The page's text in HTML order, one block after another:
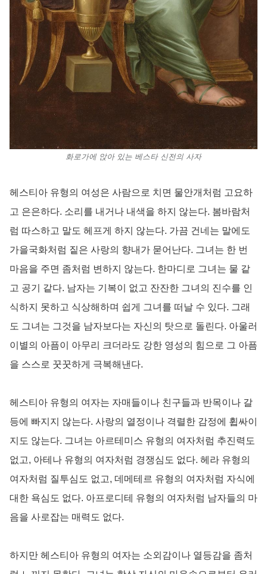
화로가에 앉아 있는 베스타 신전의 사자
헤스티아 유형의 여성은 사람으로 치면 물안개처럼 고요하
고 은은하다. 소리를 내거나 내색을 하지 않는다. 봄바람처
럼 따스하고 말도 헤프게 하지 않는다. 가끔 건네는 말에도
가을국화처럼 짙은 사랑의 향내가 묻어난다. 그녀는 한 번
마음을 주면 좀처럼 변하지 않는다. 한마디로 그녀는 물 같
고 공기 같다. 남자는 기복이 없고 잔잔한 그녀의 진수를 인
식하지 못하고 식상해하며 쉽게 그녀를 떠날 수 있다. 그래
도 그녀는 그것을 남자보다는 자신의 탓으로 돌린다. 아울러
이별의 아픔이 아무리 크더라도 강한 영성의 힘으로 그 아픔
을 스스로 꿋꿋하게 극복해낸다.
헤스티아 유형의 여자는 자매들이나 친구들과 반목이나 갈
등에 빠지지 않는다. 사랑의 열정이나 격렬한 감정에 휩싸이
지도 않는다. 그녀는 아르테미스 유형의 여자처럼 추진력도
없고, 아테나 유형의 여자처럼 경쟁심도 없다. 헤라 유형의
여자처럼 질투심도 없고, 데메테르 유형의 여자처럼 자식에
대한 욕심도 없다. 아프로디테 유형의 여자처럼 남자들의 마
음을 사로잡는 매력도 없다.
하지만 헤스티아 유형의 여자는 소외감이나 열등감을 좀처